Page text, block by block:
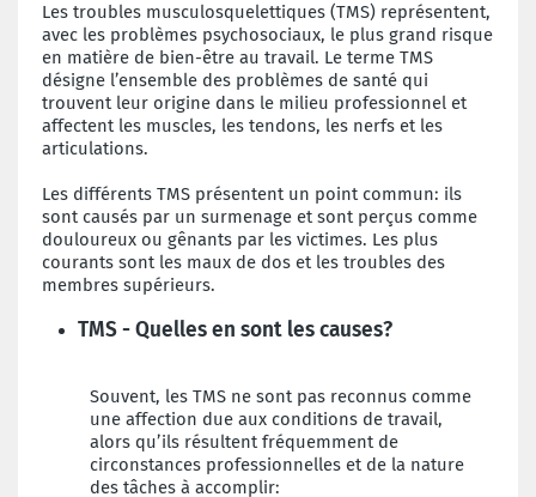
Les troubles musculosquelettiques (TMS) représentent,
avec les problèmes psychosociaux, le plus grand risque
en matière de bien-être au travail. Le terme TMS
désigne l’ensemble des problèmes de santé qui
trouvent leur origine dans le milieu professionnel et
affectent les muscles, les tendons, les nerfs et les
articulations.
Les différents TMS présentent un point commun: ils
sont causés par un surmenage et sont perçus comme
douloureux ou gênants par les victimes. Les plus
courants sont les maux de dos et les troubles des
membres supérieurs.
TMS - Quelles en sont les causes?
Souvent, les TMS ne sont pas reconnus comme
une affection due aux conditions de travail,
alors qu’ils résultent fréquemment de
circonstances professionnelles et de la nature
des tâches à accomplir: